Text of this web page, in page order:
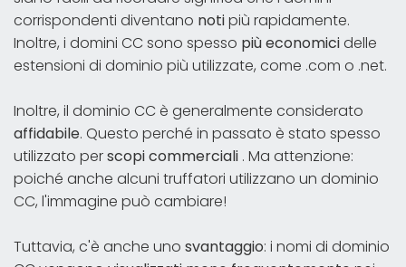
corrispondenti diventano notipiù rapidamente.
Inoltre, i domini CC sono spesso più economicidelle
estensioni di dominio più utilizzate, come .com o .net.
Inoltre, il dominio CC è generalmente considerato
affidabile. Questo perché in passato è stato spesso
utilizzato perscopi commerciali . Ma attenzione:
poiché anche alcuni truffatori utilizzano un dominio
CC, l'immagine può cambiare!
Tuttavia, c'è anche uno svantaggio: i nomi di dominio